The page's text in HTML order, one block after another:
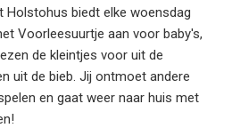
Holstohus biedt elke woensdag
Voorleesuurtje aan voor baby's,
de kleintjes voor uit de
uit de bieb. Jij ontmoet andere
en gaat weer naar huis met